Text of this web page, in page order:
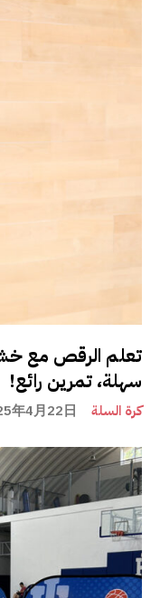
تعلم الرقص مع
سهلة، تمرين رائع!
كرة السلة 年4月22日